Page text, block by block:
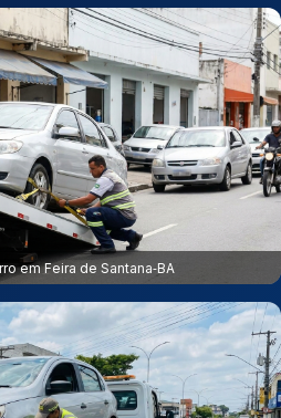
em Feira de Santana‑BA